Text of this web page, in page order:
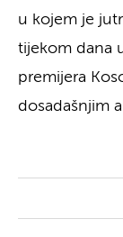
u kojem je
tijekom dana
premijera
dosadašnjim